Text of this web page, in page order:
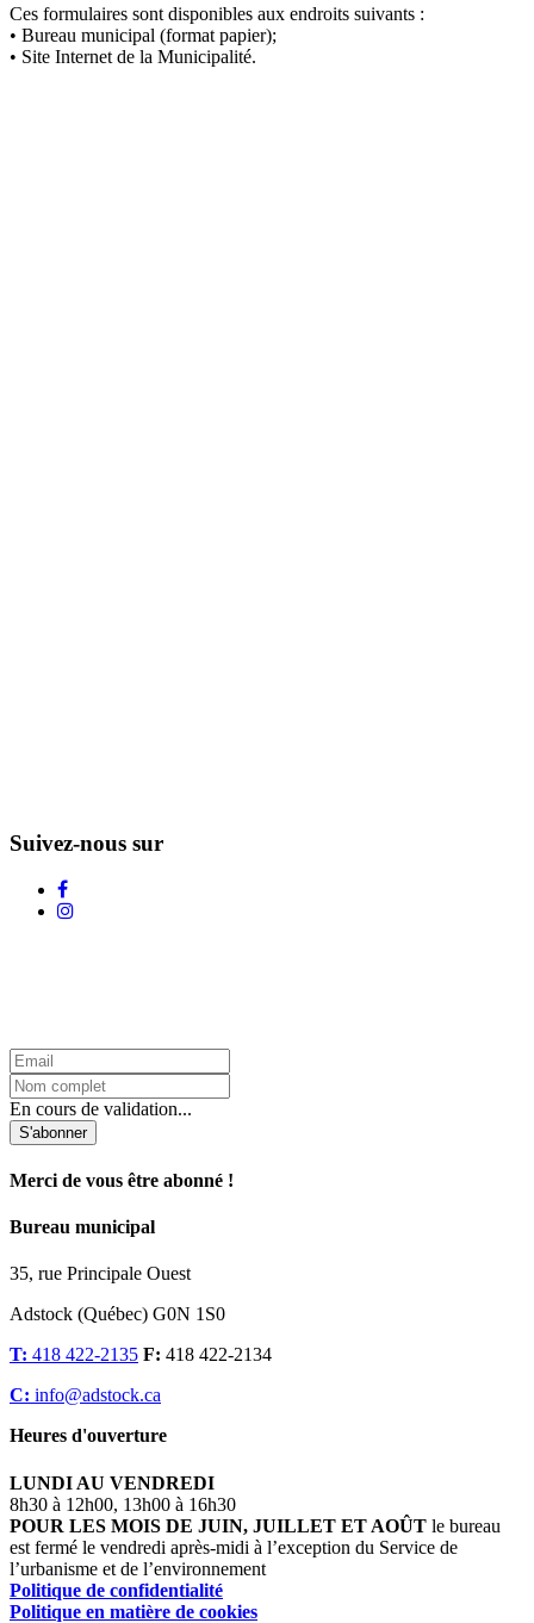
Ces formulaires sont disponibles aux endroits suivants :
• Bureau municipal (format papier);
• Site Internet de la Municipalité.
Suivez-nous sur
En cours de validation...
S'abonner
Merci de vous être abonné !
Bureau municipal
35, rue Principale Ouest
Adstock (Québec) G0N 1S0
T: 418 422-2135 F: 418 422-2134
C: info@adstock.ca
Heures d'ouverture
LUNDI AU VENDREDI
8h30 à 12h00, 13h00 à 16h30
POUR LES MOIS DE JUIN, JUILLET ET AOÛT le bureau
est fermé le vendredi après-midi à l’exception du Service de
l’urbanisme et de l’environnement
Politique de confidentialité
Politique en matière de cookies